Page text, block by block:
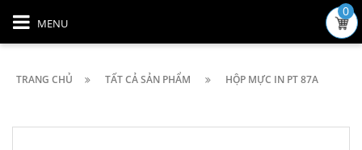
MENU
0
TRANG CHỦ TẤT CẢ SẢN PHẨM HỘP MỰC IN PT 87A